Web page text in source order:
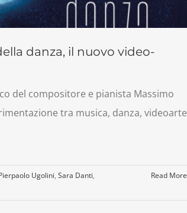
danza, il nuovo video-
del compositore e pianista Massimo
tra musica, danza, videoarte
Ugolini, Sara Danti,
Read More